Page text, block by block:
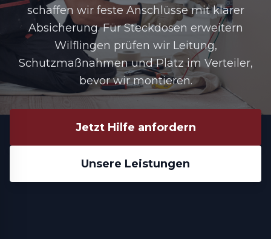
schaffen wir feste Anschlüsse mit klarer
Absicherung. FürSteckdosen erweitern
Wilflingen prüfen wir Leitung,
Schutzmaßnahmen und Platz im Verteiler,
bevor wir montieren.
Jetzt Hilfe anfordern
Unsere Leistungen